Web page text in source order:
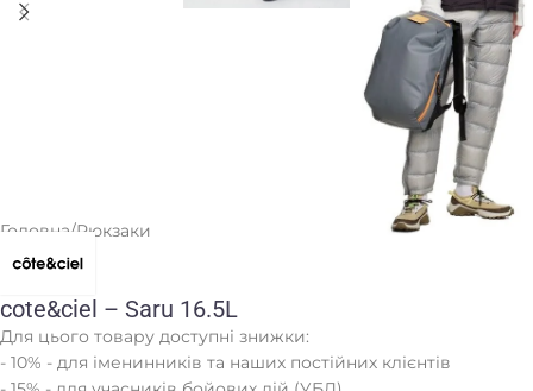
Головна/Рюкзаки
cote&ciel – Saru 16.5L
Для цього товару доступні знижки:
- 10% - для іменинників та наших постійних клієнтів